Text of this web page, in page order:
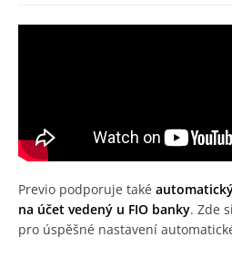
Previo podporuje také
na účet vedený u FIO banky. Zde
pro úspěšné nastavení